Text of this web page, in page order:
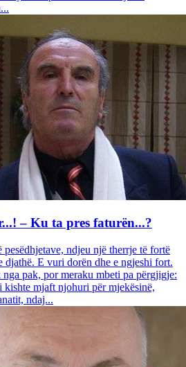
– Ku ta pres faturën...?
ndjeu një therrje të fortë
djathë. E vuri dorën dhe e ngjeshi fort.
pak, por meraku mbeti pa përgjigje:
kishte mjaft njohuri për mjekësinë,
ndaj...